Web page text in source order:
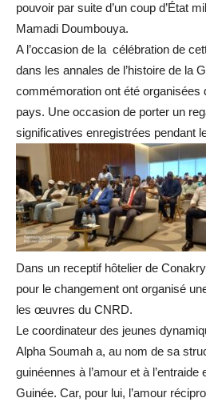
pouvoir par suite d’un coup d’État
Mamadi Doumbouya.
A l’occasion de la célébration de
dans les annales de l’histoire de la
commémoration ont été organisées
pays. Une occasion de porter un
significatives enregistrées pendant
Dans un receptif hôtelier de
pour le changement ont organisé
les œuvres du CNRD.
Le coordinateur des jeunes
Alpha Soumah a, au nom de sa
guinéennes à l’amour et à
Guinée. Car, pour lui, l’amour